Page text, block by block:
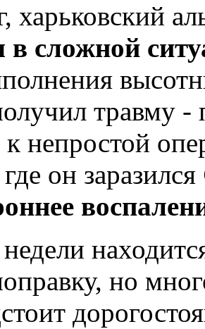
харьковский
в сложной
травму
к непростой
он заразился
но